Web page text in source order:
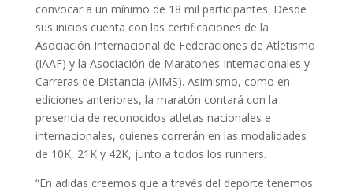
convocar a un mínimo de 18 mil participantes. Desde
sus inicios cuenta con las certificaciones de la
Asociación Internacional de Federaciones de Atletismo
(IAAF) y la Asociación de Maratones Internacionales y
Carreras de Distancia (AIMS). Asimismo, como en
ediciones anteriores, la maratón contará con la
presencia de reconocidos atletas nacionales e
internacionales, quienes correrán en las modalidades
de 10K, 21K y 42K, junto a todos los runners.
“En adidas creemos que a través del deporte tenemos